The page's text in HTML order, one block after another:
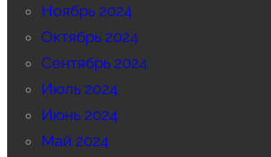
Ноябрь 2024
Октябрь 2024
Сентябрь 2024
Июль 2024
Июнь 2024
Май 2024